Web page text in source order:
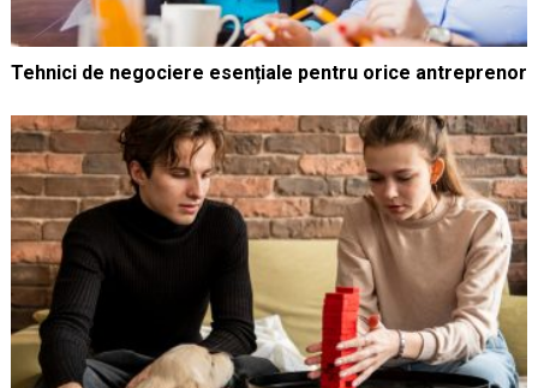
Tehnici de negociere esențiale pentru orice antreprenor